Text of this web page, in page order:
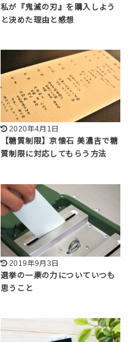
私が『鬼滅の刃』を購入しよう
と決めた理由と感想
2020年4月1日
【糖質制限】京懐石 美濃吉で糖
質制限に対応してもらう方法
2019年9月3日
選挙の一票の力についていつも
思うこと